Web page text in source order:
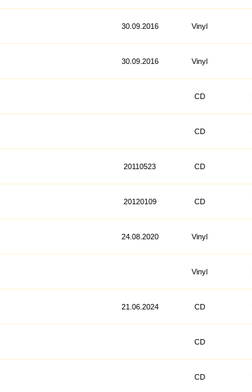
30.09.2016 Vinyl
30.09.2016 Vinyl
CD
CD
20110523 CD
20120109 CD
24.08.2020 Vinyl
Vinyl
21.06.2024 CD
CD
CD